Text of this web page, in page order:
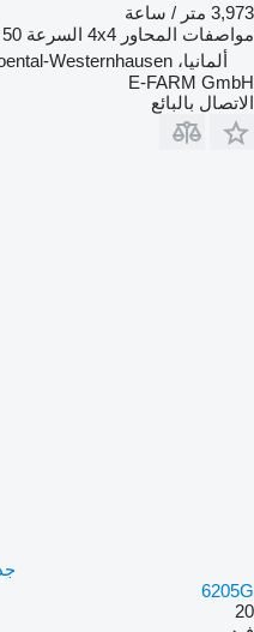
3,973 متر / ساعة
مواصفات المحاور 4x4 السرعة 50 كيلومتر / ساعة
ألمانيا، De-74214 Schoental-Westernhausen
E-FARM GmbH
الاتصال بالبائع
6205G
20